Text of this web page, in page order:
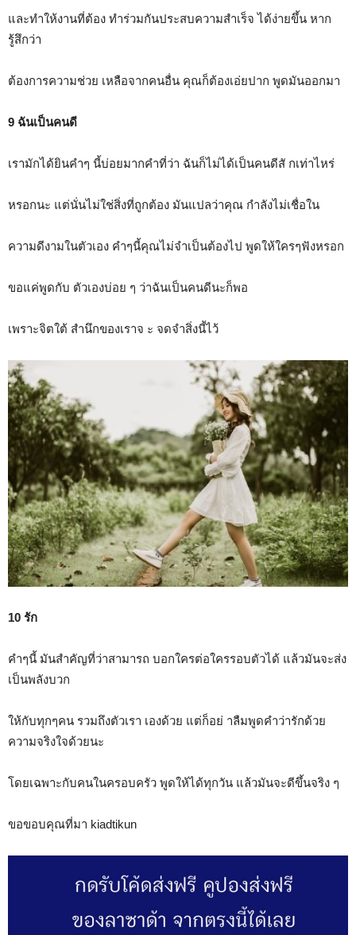
และทำให้งานที่ต้อง ทำร่วมกันประสบความสำเร็จ ได้ง่ายขึ้น หาก
รู้สึกว่า
ต้องการความช่วย เหลือจากคนอื่น คุณก็ต้องเอ่ยปาก พูดมันออกมา
9 ฉันเป็นคนดี
เรามักได้ยินคำๆ นี้บ่อยมากคำที่ว่า ฉันก็ไม่ได้เป็นคนดีสั กเท่าไหร่
หรอกนะ แต่นั่นไม่ใช่สิ่งที่ถูกต้อง มันแปลว่าคุณ กำลังไม่เชื่อใน
ความดีงามในตัวเอง คำๆนี้คุณไม่จำเป็นต้องไป พูดให้ใครๆฟังหรอก
ขอแค่พูดกับ ตัวเองบ่อย ๆ ว่าฉันเป็นคนดีนะก็พอ
เพราะจิตใต้ สำนึกของเราจ ะ จดจำสิ่งนี้ไว้
10 รัก
คำๆนี้ มันสำคัญที่ว่าสามารถ บอกใครต่อใครรอบตัวได้ แล้วมันจะส่ง
เป็นพลังบวก
ให้กับทุกๆคน รวมถึงตัวเรา เองด้วย แต่ก็อย่ าลืมพูดคำว่ารักด้วย
ความจริงใจด้วยนะ
โดยเฉพาะกับคนในครอบครัว พูดให้ได้ทุกวัน แล้วมันจะดีขึ้นจริง ๆ
ขอขอบคุณที่มา kiadtikun